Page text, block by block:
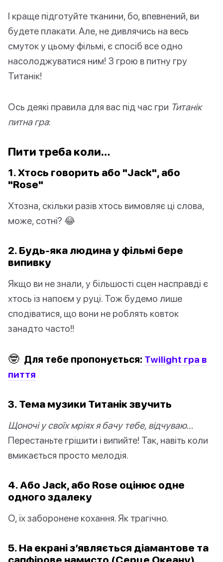
І краще підготуйте тканини, бо, впевнений, ви
будете плакати. Але, не дивлячись на весь
смуток у цьому фільмі, є спосіб все одно
насолоджуватися ним! З грою в питну гру
Титанік!
Ось деякі правила для вас під час гри Титанік
питна гра:
Пити треба коли…
1. Хтось говорить або "Jack", або
"Rose"
Хтозна, скільки разів хтось вимовляє ці слова,
може, сотні? 😂
2. Будь-яка людина у фільмі бере
випивку
Якщо ви не знали, у більшості сцен насправді є
хтось із напоєм у руці. Тож будемо лише
сподіватися, що вони не роблять ковток
занадто часто!!
🤓 Для тебе пропонується: Twilight гра в
пиття
3. Тема музики Титанік звучить
Щоночі у своїх мріях я бачу тебе, відчуваю…
Перестаньте грішити і випийте! Так, навіть коли
вмикається просто мелодія.
4. Або Jack, або Rose оцінює одне
одного здалеку
О, їх заборонене кохання. Як трагічно.
5. На екрані з’являється діамантове та